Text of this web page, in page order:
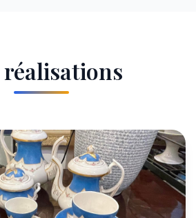
réalisations